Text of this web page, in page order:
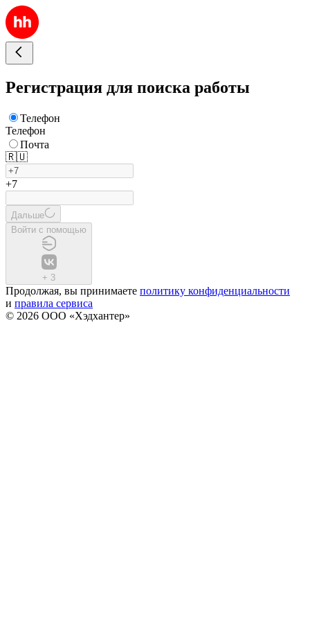
Регистрация для поиска работы
Телефон
Телефон
Почта
🇷🇺
+7
Дальше
Войти с помощью
+ 3
Продолжая, вы принимаете политику конфиденциальности
и правила сервиса
© 2026 ООО «Хэдхантер»